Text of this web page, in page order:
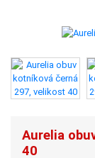
Aurelia
40